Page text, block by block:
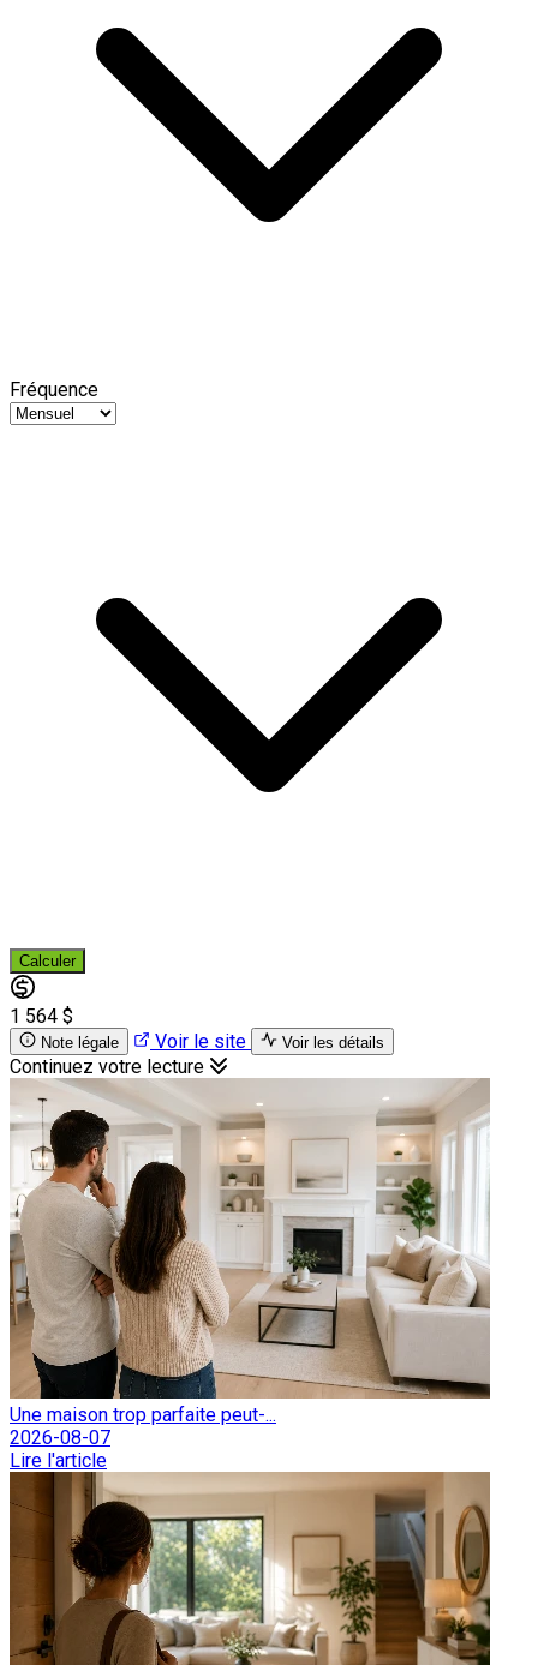
Fréquence
Calculer
1 564 $
Note légale Voir le site Voir les détails
Continuez votre lecture
Une maison trop parfaite peut-...
2026-08-07
Lire l'article